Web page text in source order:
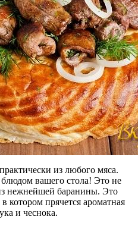
из любого мяса.
вашего стола! Это не
нежнейшей баранины. Это
котором прячется ароматная
и чеснока.